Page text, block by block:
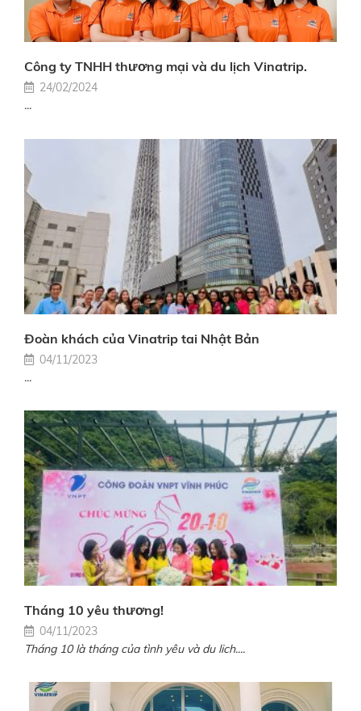
Công ty TNHH thương mại và du lịch Vinatrip.
...
24/02/2024
Đoàn khách của Vinatrip tai Nhật Bản
...
04/11/2023
Tháng 10 yêu thương!
Tháng 10 là tháng của tình yêu và du lich....
04/11/2023